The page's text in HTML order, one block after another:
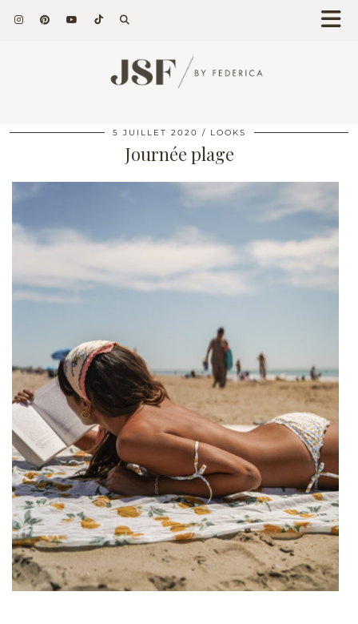
5 JUILLET 2020 LOOKS
Journée plage